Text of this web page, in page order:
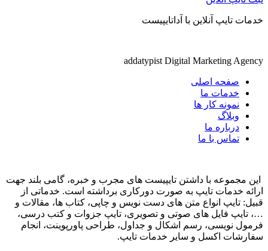
خدمات تایپ آنلاین با آداتایپیست
addatypist Digital Marketing Agency
صفحه اصلی
خدمات ما
نمونه کار ها
وبلاگ
درباره ما
تماس با ما
این مجموعه با داشتن تایپیست های مجرب و خبره، گامی بلند جهت
ارائه خدمات تایپ به صورت دورکاری برداشته است. خدماتی از
قبیل: تایپ انواع متن های دست نویس و چاپی، کتاب ها، مقالات و
…، تایپ فایل های صوتی و تصویری، تایپ جزوات و کتب درسی،
فرمول نویسی، رسم اشکال و جداول، طراحی پاورپوینت، انجام
سفارشات اکسل و سایر خدمات تایپ.